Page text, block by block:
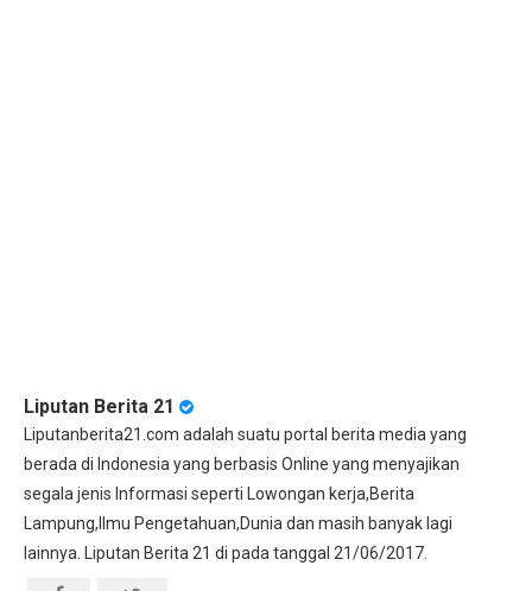
Liputan Berita 21
Liputanberita21.com adalah suatu portal berita media yang
berada di Indonesia yang berbasis Online yang menyajikan
segala jenis Informasi seperti Lowongan kerja,Berita
Lampung,Ilmu Pengetahuan,Dunia dan masih banyak lagi
lainnya. Liputan Berita 21 di pada tanggal 21/06/2017.